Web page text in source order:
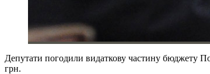
Депутати погодили видаткову частину бюджету
грн.